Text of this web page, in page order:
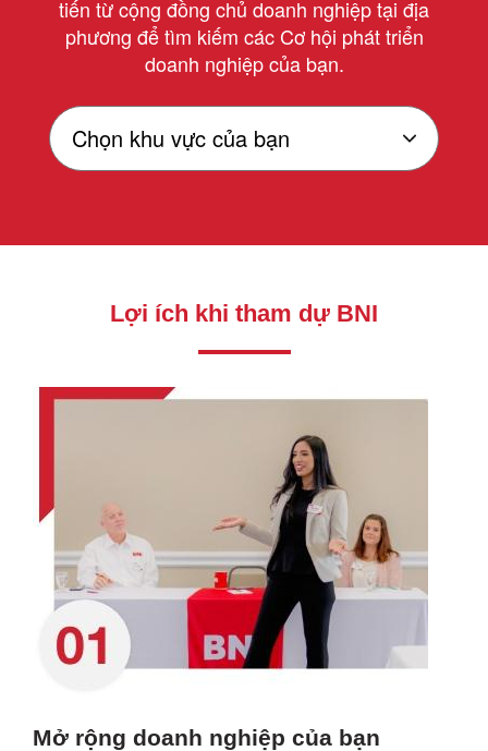
tiến từ cộng đồng chủ doanh nghiệp tại địa
phương để tìm kiếm các Cơ hội phát triển
doanh nghiệp của bạn.
Lợi ích khi tham dự BNI
Mở rộng doanh nghiệp của bạn